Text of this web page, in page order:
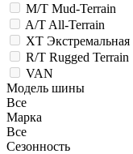
M/T Mud-Terrain
A/T All-Terrain
XT Экстремальная
R/T Rugged Terrain
VAN
Модель шины
Все
Марка
Все
Сезонность